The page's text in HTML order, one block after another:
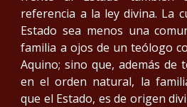
referencia a la ley divina. La
Estado sea menos una
familia a ojos de un teólogo
Aquino; sino que, además de
en el orden natural, la
que el Estado, es de origen